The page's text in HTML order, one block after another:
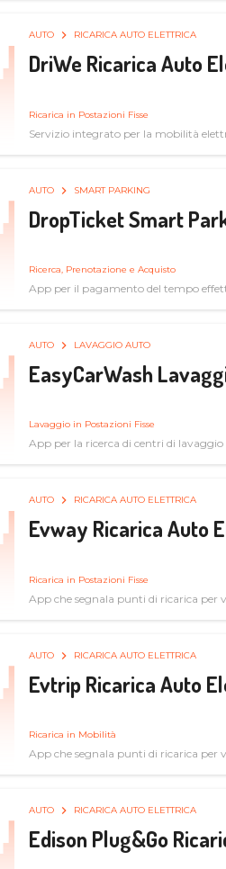
AUTO RICARICA AUTO ELETTRICA
DriWe Ricarica Auto
Ricarica in Postazioni Fisse
Servizio integrato per la mobilità
AUTO SMART PARKING
DropTicket Smart
Ricerca, Prenotazione e Acquisto
App per il pagamento del tempo
AUTO LAVAGGIO AUTO
EasyCarWash
Lavaggio in Postazioni Fisse
App per la ricerca di centri di
AUTO RICARICA AUTO ELETTRICA
Evway Ricarica Auto
Ricarica in Postazioni Fisse
App che segnala punti di ricarica per
AUTO RICARICA AUTO ELETTRICA
Evtrip Ricarica Auto
Ricarica in Mobilità
App che segnala punti di ricarica per
AUTO RICARICA AUTO ELETTRICA
Edison Plug&Go